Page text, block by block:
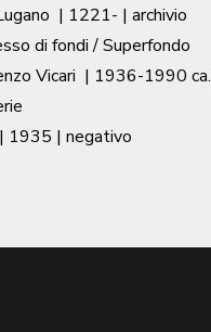
| 1221- | archivio
di fondi / Superfondo
Vicari | 1936-1990 ca.
| 1935 | negativo